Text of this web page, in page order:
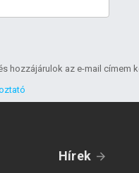
hozzájárulok az e-mail címem
Hírek